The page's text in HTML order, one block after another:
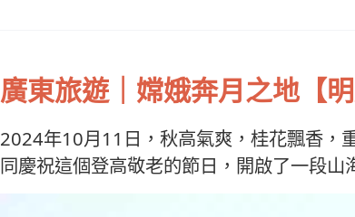
廣東旅遊｜嫦娥奔月之地【
2024年10月11日，秋高氣爽，桂花飄香，
同慶祝這個登高敬老的節日，開啟了一段山